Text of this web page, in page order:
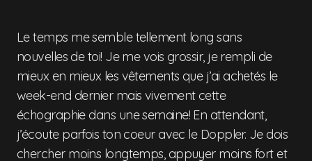
Le temps me semble tellement long sans
nouvelles de toi! Je me vois grossir, je rempli de
mieux en mieux les vêtements que j’ai achetés le
week-end dernier mais vivement cette
échographie dans une semaine! En attendant,
j’écoute parfois ton coeur avec le Doppler. Je dois
chercher moins longtemps, appuyer moins fort et